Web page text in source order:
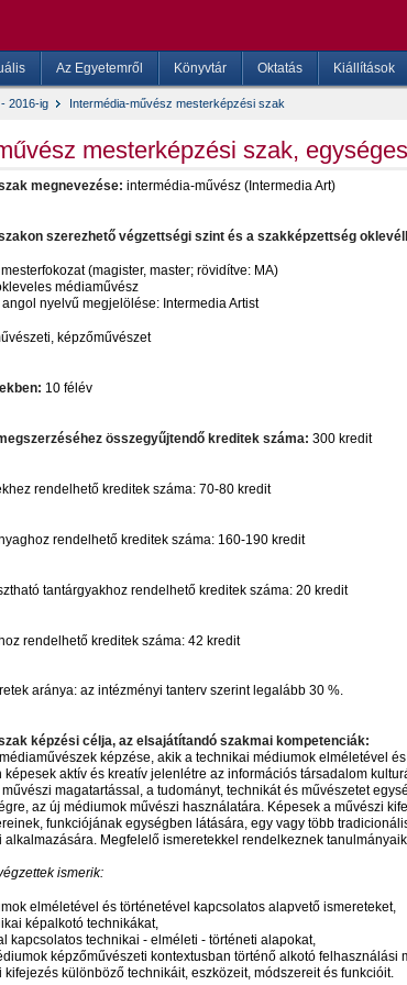
Az Egyetemről Könyvtár Oktatás Kiállítások
2016-ig Intermédia-művész mesterképzési szak
mesterképzési szak,
megnevezése: intermédia-művész (Intermedia Art)
szerezhető végzettségi szint és a szakképzettség
(magister, master; rövidítve: MA)
médiaművész
nyelvű megjelölése: Intermedia Artist
képzőművészet
10 félév
összegyűjtendő kreditek száma: 300 kredit
rendelhető kreditek száma: 70-80 kredit
rendelhető kreditek száma: 160-190 kredit
tantárgyakhoz rendelhető kreditek száma: 20 kredit
rendelhető kreditek száma: 42 kredit
aránya: az intézményi tanterv szerint legalább 30 %.
képzési célja, az elsajátítandó szakmai kompetenciák:
képzése, akik a technikai médiumok elméletével
aktív és kreatív jelenlétre az információs társadalom
magatartással, a tudományt, technikát és művészetet
az új médiumok művészi használatára. Képesek a művészi
funkciójának egységben látására, egy vagy több
alkalmazására. Megfelelő ismeretekkel rendelkeznek
ismerik:
elméletével és történetével kapcsolatos alapvető ismereteket,
képalkotó technikákat,
kapcsolatos technikai - elméleti - történeti alapokat,
képzőművészeti kontextusban történő alkotó felhasználási
kifejezés különböző technikáit, eszközeit, módszereit és funkcióit.